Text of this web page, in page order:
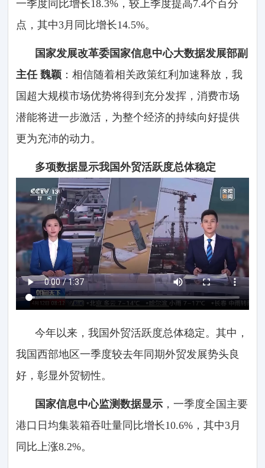
一季度同比增长18.3%，较上季度提高7.4个百分
点，其中3月同比增长14.5%。
国家发展改革委国家信息中心大数据发展部副
主任 魏颖 ：相信随着相关政策红利加速释放，我
国超大规模市场优势将得到充分发挥，消费市场
潜能将进一步激活，为整个经济的持续向好提供
更为充沛的动力。
多项数据显示我国外贸活跃度总体稳定
今年以来，我国外贸活跃度总体稳定。其中，
我国西部地区一季度较去年同期外贸发展势头良
好，彰显外贸韧性。
国家信息中心监测数据显示 ，一季度全国主要
港口日均集装箱吞吐量同比增长10.6%，其中3月
同比上涨8.2%。